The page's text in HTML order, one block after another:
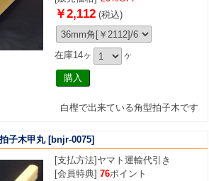
￥2,112(税込)
在庫14ヶ ヶ
白樫で出来ている角型拍子木です
子木甲丸[bnjr-0075]
[支払方法] ヤマト運輸代引き
[会員特典] 76ポイント